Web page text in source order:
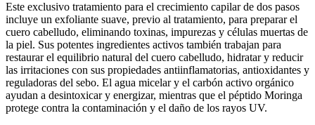
Este exclusivo tratamiento para el crecimiento capilar de dos pasos
incluye un exfoliante suave, previo al tratamiento, para preparar el
cuero cabelludo, eliminando toxinas, impurezas y células muertas de
la piel. Sus potentes ingredientes activos también trabajan para
restaurar el equilibrio natural del cuero cabelludo, hidratar y reducir
las irritaciones con sus propiedades antiinflamatorias, antioxidantes y
reguladoras del sebo. El agua micelar y el carbón activo orgánico
ayudan a desintoxicar y energizar, mientras que el péptido Moringa
protege contra la contaminación y el daño de los rayos UV.